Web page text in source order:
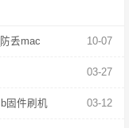
10-07
丢mac
03-27
03-12
固件刷机